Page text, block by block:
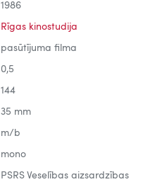
1986
Rīgas kinostudija
pasūtījuma filma
0,5
144
35 mm
m/b
mono
PSRS Veselības aizsardzības